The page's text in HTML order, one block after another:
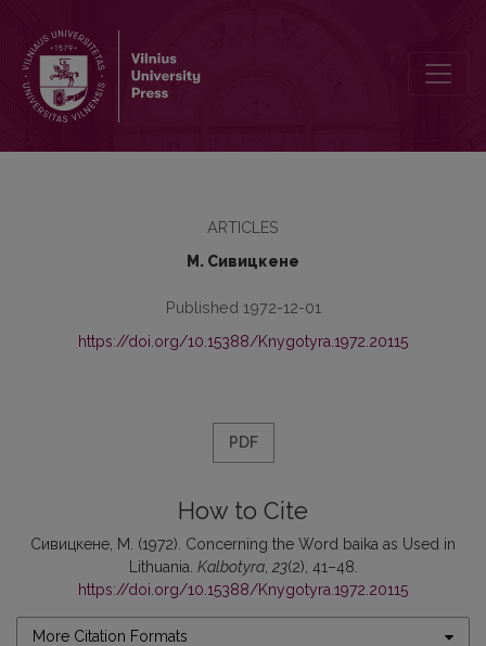
ARTICLES
М. Сивицкене
Published 1972-12-01
https://doi.org/10.15388/Knygotyra.1972.20115
PDF
How to Cite
Сивицкене, М. (1972). Concerning the Word baika as Used in
Lithuania. Kalbotyra, 23(2), 41–48.
https://doi.org/10.15388/Knygotyra.1972.20115
More Citation Formats